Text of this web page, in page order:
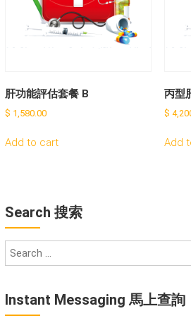
肝功能評估套餐 B
$ 1,580.00
Add to cart
丙型
$
Add
Search 搜索
Instant Messaging 馬上查詢